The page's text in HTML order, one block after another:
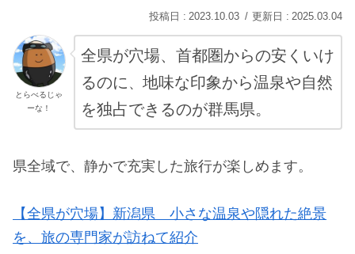
2023.10.03 2025.03.04
とらべるじゃ
ーな！
全県が穴場、首都圏からの安くいけ
るのに 、 地味な印象から温泉や自然
を独占できるのが群馬県。
県全域で、静かで充実した旅行が楽しめます。
【全県が穴場】新潟県 小さな温泉や隠れた絶景
を、旅の専門家が訪ねて紹介